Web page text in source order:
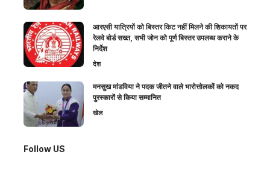
आरएसी यात्रियों को बिस्तर किट नहीं मिलने की शिकायतों पर
रेलवे बोर्ड सख्त, सभी जोन को पूर्ण बिस्तर उपलब्ध कराने के
निर्देश
देश
मनसुख मांडविया ने पदक जीतने वाले भारोत्तोलकों को नकद
पुरस्कारों से किया सम्मानित
खेल
Follow US